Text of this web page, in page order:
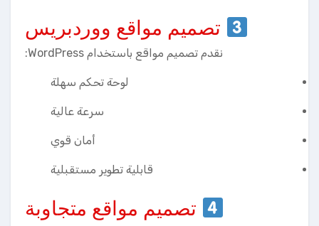
تصميم مواقع ووردبريس
نقدم تصميم مواقع باستخدام WordPress:
لوحة تحكم سهلة
سرعة عالية
أمان قوي
قابلية تطوير مستقبلية
تصميم مواقع متجاوبة